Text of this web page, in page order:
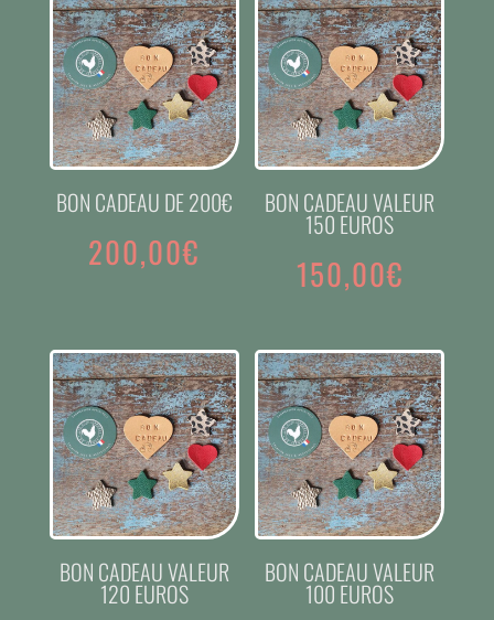
BON CADEAU DE 200€
200,00€
BON CADEAU VALEUR
150 EUROS
150,00€
BON CADEAU VALEUR
120 EUROS
BON CADEAU VALEUR
100 EUROS